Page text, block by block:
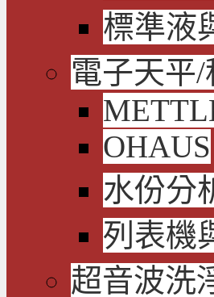
標準液
電子天平/
OHAUS
水份分
列表機
超音波洗